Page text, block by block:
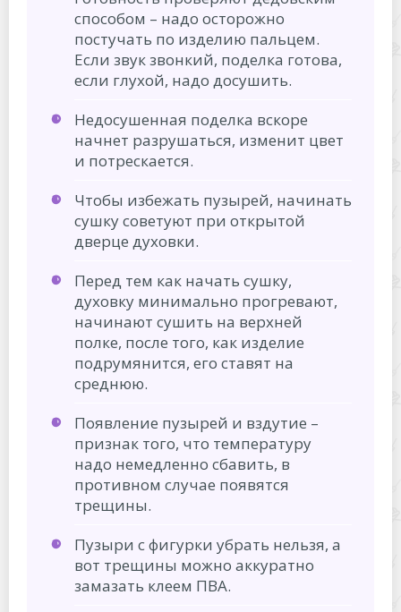
способом – надо осторожно
постучать по изделию пальцем.
Если звук звонкий, поделка готова,
если глухой, надо досушить.
Недосушенная поделка вскоре
начнет разрушаться, изменит цвет
и потрескается.
Чтобы избежать пузырей, начинать
сушку советуют при открытой
дверце духовки.
Перед тем как начать сушку,
духовку минимально прогревают,
начинают сушить на верхней
полке, после того, как изделие
подрумянится, его ставят на
среднюю.
Появление пузырей и вздутие –
признак того, что температуру
надо немедленно сбавить, в
противном случае появятся
трещины.
Пузыри с фигурки убрать нельзя, а
вот трещины можно аккуратно
замазать клеем ПВА.